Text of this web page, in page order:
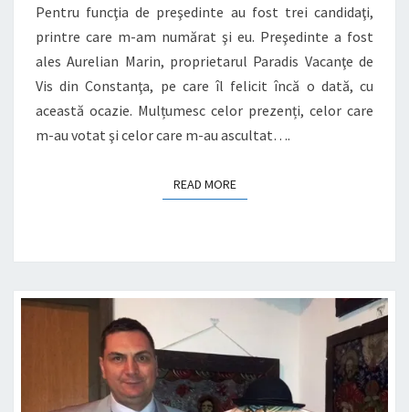
Pentru funcţia de preşedinte au fost trei candidaţi,
printre care m-am numărat şi eu. Preşedinte a fost
ales Aurelian Marin, proprietarul Paradis Vacanţe de
Vis din Constanţa, pe care îl felicit încă o dată, cu
această ocazie. Mulțumesc celor prezenți, celor care
m-au votat şi celor care m-au ascultat….
READ MOREREAD MORE